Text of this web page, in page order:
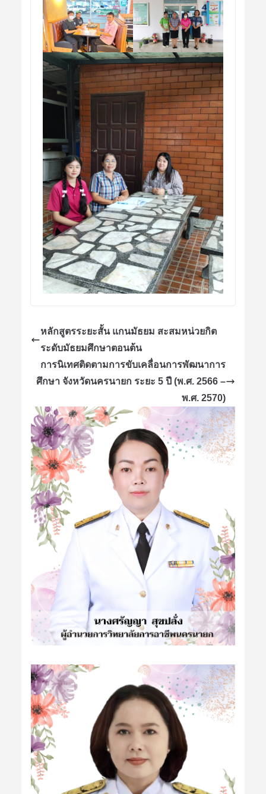
หลักสูตรระยะสั้น แกนมัธยม สะสมหน่วยกิต
ระดับมัธยมศึกษาตอนต้น
การนิเทศติดตามการขับเคลื่อนการพัฒนาการ
ศึกษา จังหวัดนครนายก ระยะ 5 ปี (พ.ศ. 2566 –
พ.ศ. 2570)